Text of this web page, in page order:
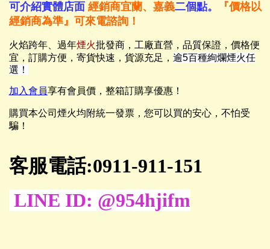
可介紹實體店面 經銷商宜蘭、嘉義二個點。
『價格以
經銷商為準』可來電諮詢！
火焰跨年、過年煙火批發商，工廠直營，品質保證，價格便
宜，訂購方便，寄貨快速，貨源充足， 逾5百種絢爛煙火任
選！
加入會員享有會員價，整箱訂購享優惠！
購買本公司煙火均附統一發票，您可以買的安心，不怕受
騙！
客服電話:0911-911-151
LINE ID: @954hjifm